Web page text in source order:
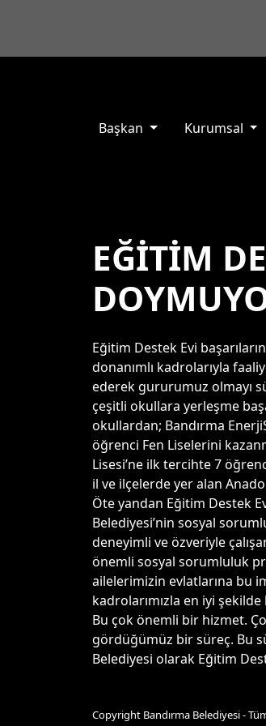
Başkan Kurumsal
EĞİTİM
Eğitim Destek Evi
donanımlı kadrolarıyla
ederek gururumuz olmayı
çeşitli okullara yerleşme
okullardan; Bandırma
öğrenci Fen Liselerini
Lisesi’ne ilk tercihte 7
il ve ilçelerde yer alan
Öte yandan Eğitim Destek
Belediyesi’nin sosyal
deneyimli ve özveriyle
önemli sosyal sorumluluk
ailelerimizin evlatlarına bu
kadrolarımızla en iyi
Bu çok önemli bir hizmet.
gördüğümüz bir süreç. Bu
Belediyesi olarak Eğitim
Copyright Bandırma Belediyesi -